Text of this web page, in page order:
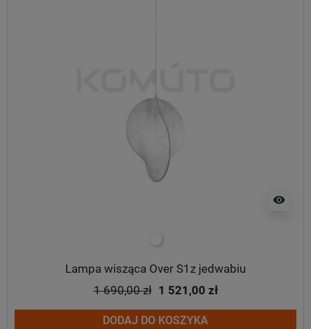
visibility
Lampa wisząca Over S1z jedwabiu
1 690,00 zł 1 521,00 zł
DODAJ DO KOSZYKA